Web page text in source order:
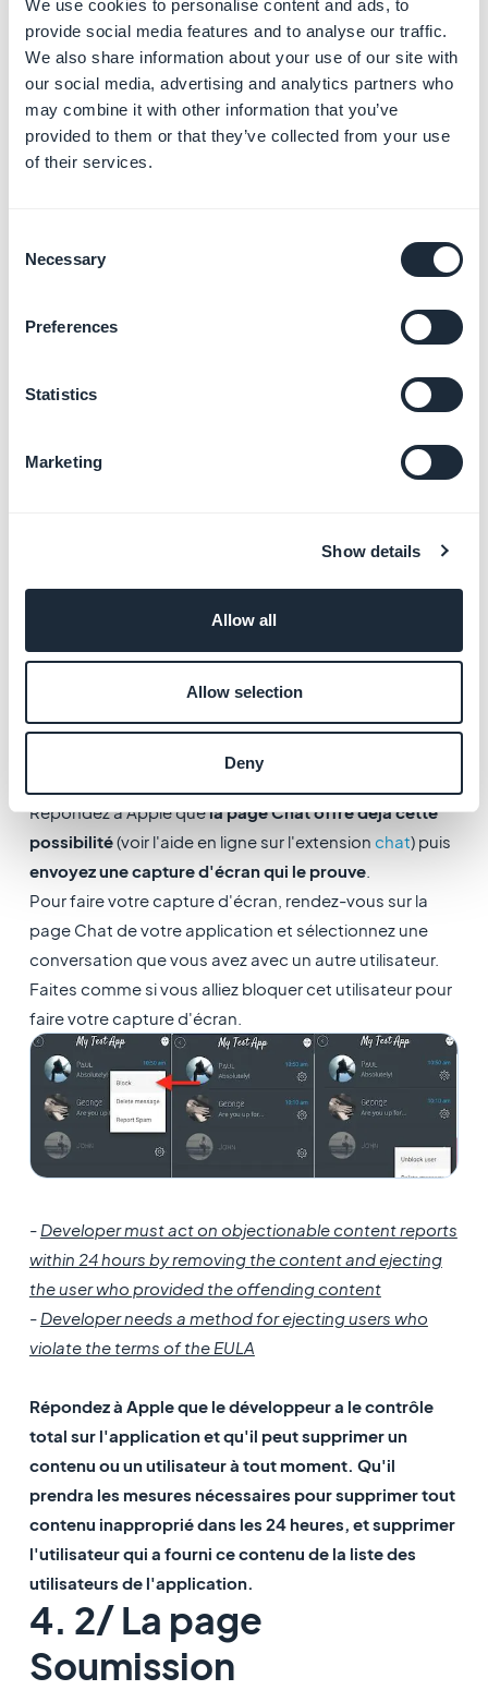
We use cookies to personalise content and ads, to
provide social media features and to analyse our traffic.
We also share information about your use of our site with
our social media, advertising and analytics partners who
may combine it with other information that you’ve
provided to them or that they’ve collected from your use
of their services.
Selection
Necessary
Preferences
Statistics
Marketing
Show details
Allow all
Allow selection
Deny
Le développeur de l'application reçoit une
notification pour chaque nouveau contenu ou
commentaire publié dans l'application.
Il doit modérer ce contenu avant sa publication dans
l'application,aucun contenu ne peut être publié dans
l'application sans qu'il soit modéré
content and report users generating this content
Répondez à Apple que tout utilisateur peut signaler un
utilisateur offensant directement depuis son profil, et
signaler un contenu répréhensible au développeur, en
Pour cela, sélectionnez un profil d'utilisateur dans la
comme pour lui envoyer un message. Le signe
Nous vous recommandons de lui donner unnom
Signaler du contenu inapproprié
Users need a mechanism to block abusive users
Répondez à Applequela page Chat offre déjà cette
possibilité(voir l'aide en ligne sur l'extension chat) puis
envoyez une capture d'écran qui le prouve.
Pour faire votre capture d'écran, rendez-vous sur la
page Chat de votre application et sélectionnez une
conversation que vous avez avec un autre utilisateur.
Faites comme si vous alliez bloquer cet utilisateur pour
faire votre capture d'écran.
- Developer must act on objectionable content reports
within 24 hours by removing the content and ejecting
the user who provided the offending content
- Developer needs a method for ejecting users who
violate the terms of the EULA
Répondez à Apple que le développeur a le contrôle
total sur l'application et qu'il peut supprimer un
contenu ou un utilisateur à tout moment. Qu'il
prendra les mesures nécessaires pour supprimer tout
contenu inapproprié dans les 24 heures, et supprimer
l'utilisateur qui a fourni ce contenu de la liste des
utilisateurs de l'application.
4. 2/ La page
Soumission